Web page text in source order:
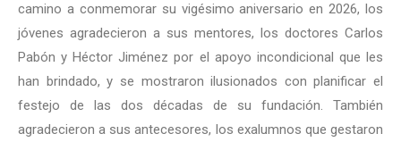
camino a conmemorar su vigésimo aniversario en 2026, los
jóvenes agradecieron a sus mentores, los doctores Carlos
Pabón y Héctor Jiménez por el apoyo incondicional que les
han brindado, y se mostraron ilusionados con planificar el
festejo de las dos décadas de su fundación. También
agradecieron a sus antecesores, los exalumnos que gestaron